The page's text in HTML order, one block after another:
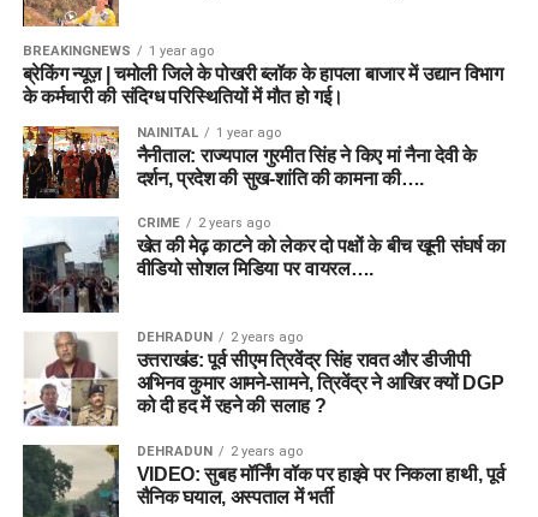
BREAKINGNEWS 1 year ago
ब्रेकिंग न्यूज़ | चमोली जिले के पोखरी ब्लॉक के हापला बाजार में उद्यान विभाग
के कर्मचारी की संदिग्ध परिस्थितियों में मौत हो गई।
NAINITAL 1 year ago
नैनीताल: राज्यपाल गुरमीत सिंह ने किए मां नैना देवी के
दर्शन, प्रदेश की सुख-शांति की कामना की….
CRIME 2 years ago
खेत की मेढ़ काटने को लेकर दो पक्षों के बीच खूनी संघर्ष का
वीडियो सोशल मिडिया पर वायरल….
DEHRADUN 2 years ago
उत्तराखंड: पूर्व सीएम त्रिवेंद्र सिंह रावत और डीजीपी
अभिनव कुमार आमने-सामने, त्रिवेंद्र ने आखिर क्यों DGP
को दी हद में रहने की सलाह ?
DEHRADUN 2 years ago
VIDEO: सुबह मॉर्निंग वॉक पर हाइवे पर निकला हाथी, पूर्व
सैनिक घयाल, अस्पताल में भर्ती